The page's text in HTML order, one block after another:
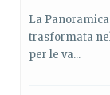
La
trasformata
per le va...